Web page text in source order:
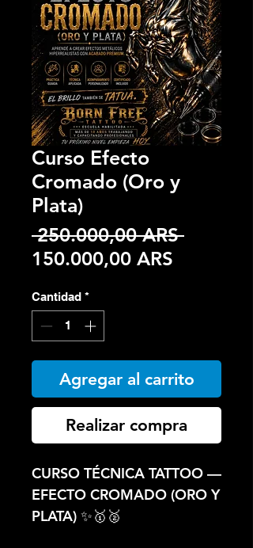
Curso Efecto
Cromado (Oro y
Plata)
250.000,00 ARS Precio
150.000,00 ARS
Cantidad *
Agregar al carrito
Realizar compra
CURSO TÉCNICA TATTOO —
EFECTO CROMADO (ORO Y
PLATA) ✨🥇🥈